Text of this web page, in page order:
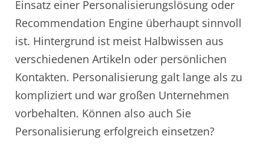
Einsatz einer Personalisierungslösung oder
Recommendation Engine überhaupt sinnvoll
ist. Hintergrund ist meist Halbwissen aus
verschiedenen Artikeln oder persönlichen
Kontakten. Personalisierung galt lange als zu
kompliziert und war großen Unternehmen
vorbehalten. Können also auch Sie
Personalisierung erfolgreich einsetzen?